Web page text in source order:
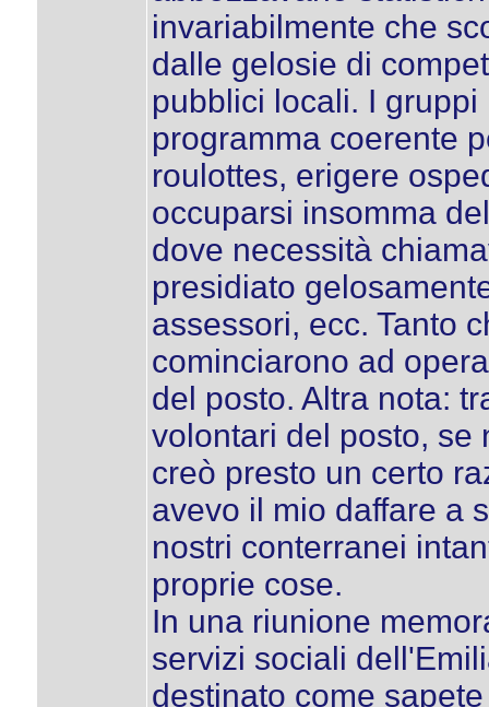
invariabilmente che
dalle gelosie di
pubblici locali. I
programma coerente
roulottes, erigere
occuparsi insomma
dove necessità
presidiato
assessori, ecc. Tanto
cominciarono ad
del posto. Altra nota:
volontari del posto, se
creò presto un certo
avevo il mio daffare a
nostri conterranei
proprie cose.
In una riunione
servizi sociali
destinato come